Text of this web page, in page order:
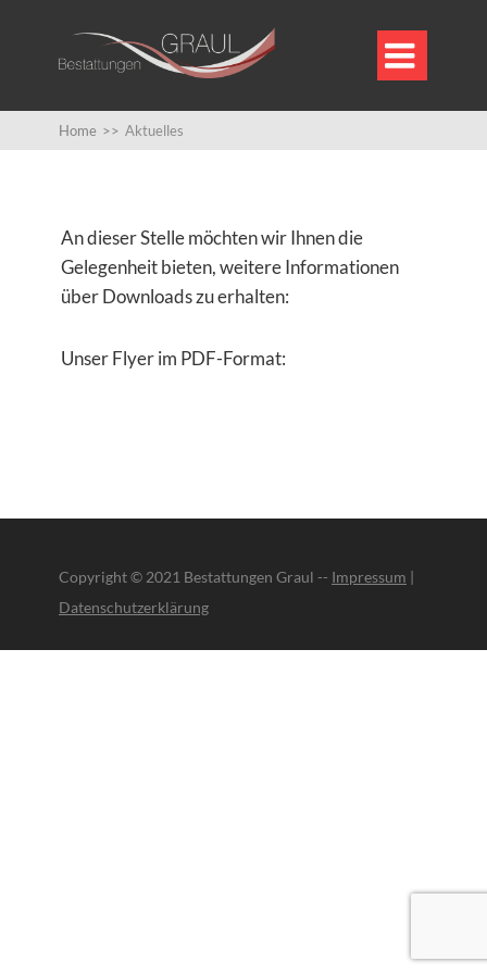

Home >> Aktuelles
​An dieser Stelle möchten wir Ihnen die
Gelegenheit bieten, weitere Informationen
über Downloads zu erhalten:
Unser Flyer im PDF-Format:
Copyright © 2021 Bestattungen Graul -- Impressum |
Datenschutzerklärung